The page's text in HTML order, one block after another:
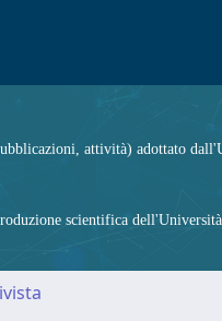
attività) adottato
scientifica